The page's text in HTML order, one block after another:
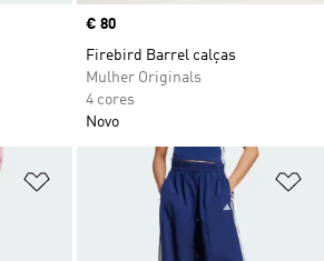
Price
€ 80
Firebird Barrel calças
Mulher Originals
4 cores
Novo
Adicionar à Lista de Desejos